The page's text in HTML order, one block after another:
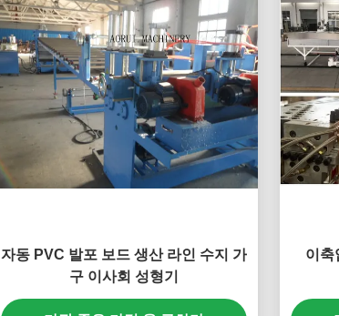
자동 PVC 발포 보드 생산 라인 수지 가
구 이사회 성형기
이축